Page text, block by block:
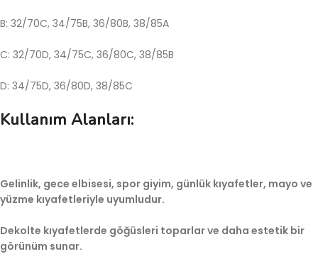
B: 32/70C, 34/75B, 36/80B, 38/85A
C: 32/70D, 34/75C, 36/80C, 38/85B
D: 34/75D, 36/80D, 38/85C
Kullanım Alanları:
Gelinlik, gece elbisesi, spor giyim, günlük kıyafetler, mayo ve
yüzme kıyafetleriyle uyumludur.
Dekolte kıyafetlerde göğüsleri toparlar ve daha estetik bir
görünüm sunar.